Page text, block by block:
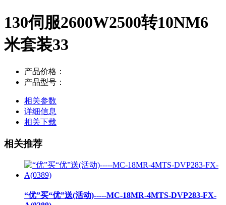
130伺服2600W2500转10NM6
米套装33
产品价格：
产品型号：
相关参数
详细信息
相关下载
相关推荐
“优”买“优”送(活动)-----MC-18MR-4MTS-DVP283-FX-